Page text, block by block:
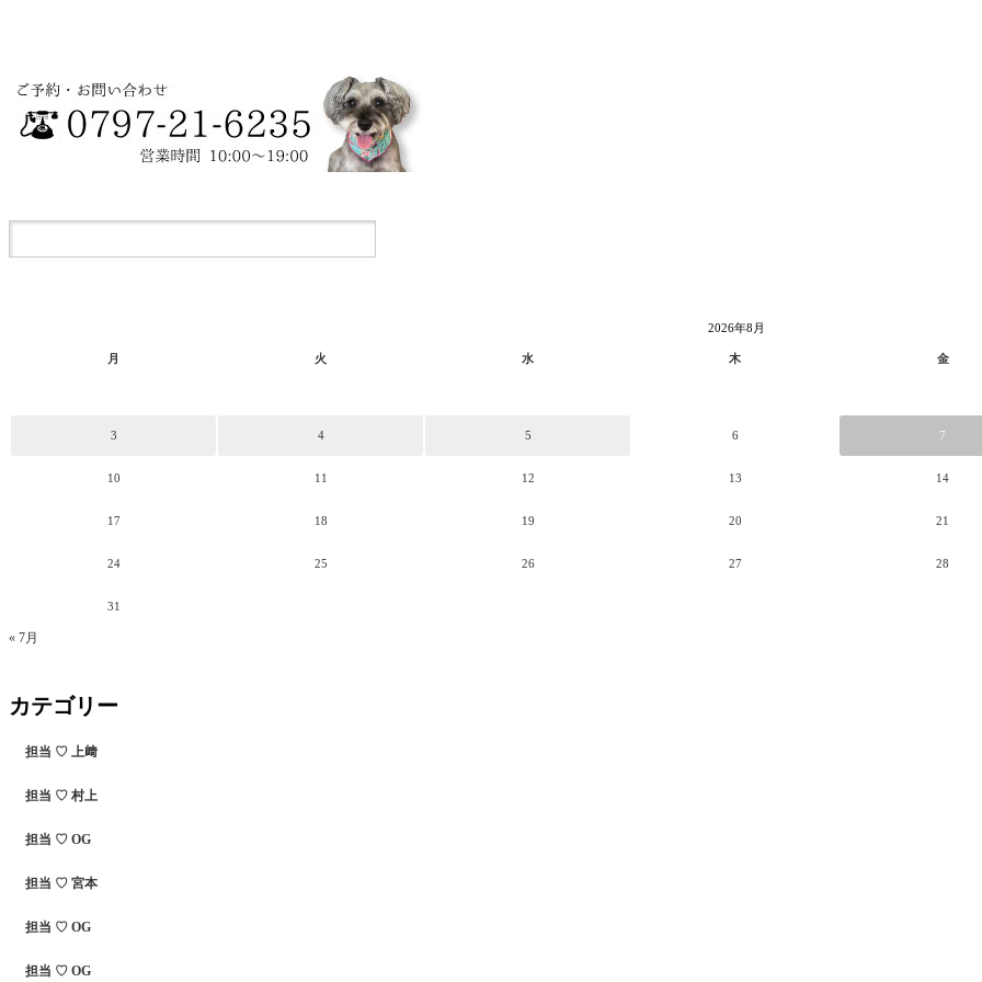
2026年8月
月 火 水 木 金
3 4 5 6 7
10 11 12 13 14
17 18 19 20 21
24 25 26 27 28
31
« 7月
カテゴリー
担当 ♡ 上﨑
担当 ♡ 村上
担当 ♡ OG
担当 ♡ 宮本
担当 ♡ OG
担当 ♡ OG